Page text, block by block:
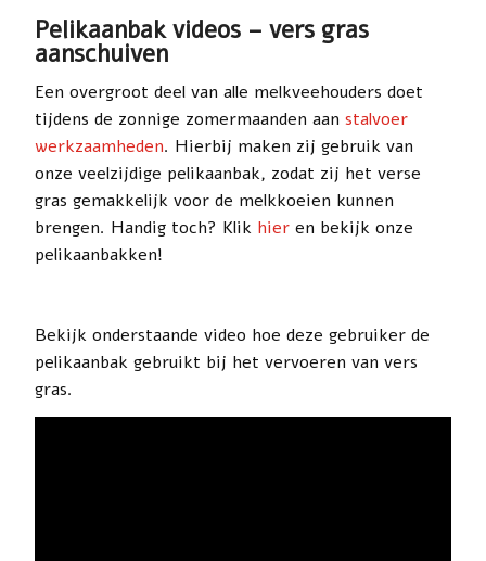
Pelikaanbak videos – vers gras
aanschuiven
Een overgroot deel van alle melkveehouders doet
tijdens de zonnige zomermaanden aan stalvoer
werkzaamheden. Hierbij maken zij gebruik van
onze veelzijdige pelikaanbak, zodat zij het verse
gras gemakkelijk voor de melkkoeien kunnen
brengen. Handig toch? Klik hier en bekijk onze
pelikaanbakken!
Bekijk onderstaande video hoe deze gebruiker de
pelikaanbak gebruikt bij het vervoeren van vers
gras.